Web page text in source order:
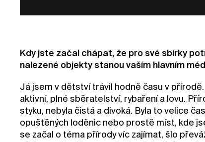
Kdy jste začal chápat, že pro své sbírky
nalezené objekty stanou vaším hlavním
Já jsem v dětství trávil hodně času v
aktivní, plné sběratelství, rybaření a lovu.
styku, nebyla čistá a divoká. Byla to velice
opuštěných loděnic nebo prostě míst, kde
se začal o téma přírody víc zajímat, šlo